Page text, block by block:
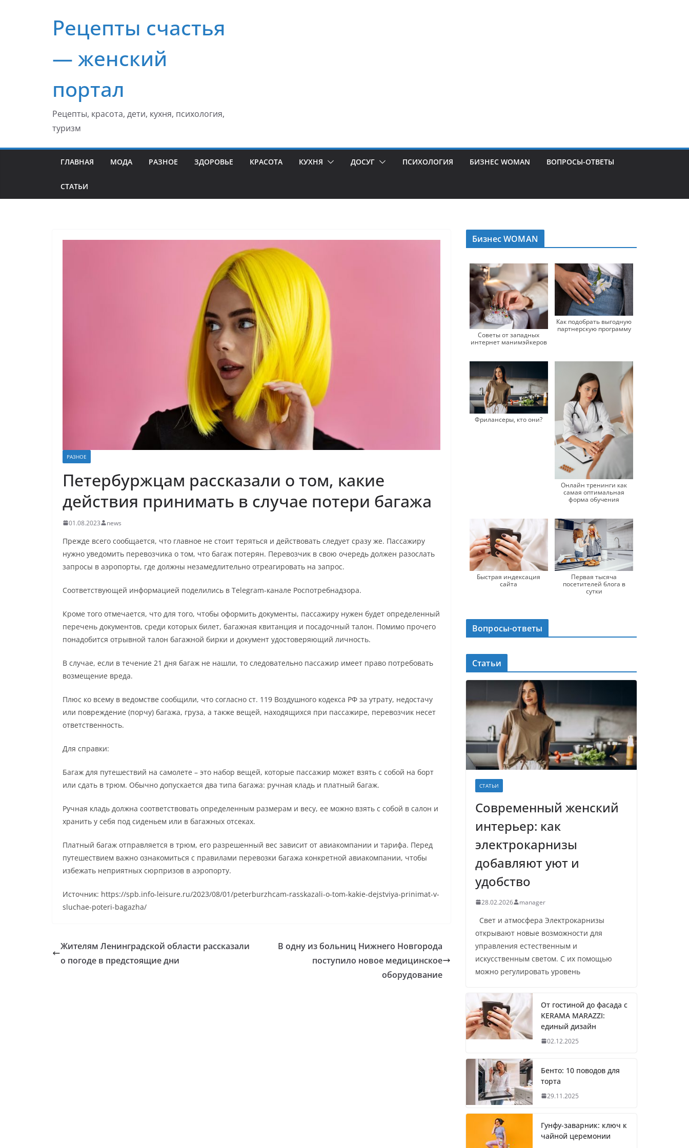
содержимомуРецепты счастья
— женский
портал
Рецепты, красота, дети, кухня, психология,
туризм
ГЛАВНАЯ МОДА РАЗНОЕ ЗДОРОВЬЕ КРАСОТА КУХНЯ ДОСУГ ПСИХОЛОГИЯ БИЗНЕС WOMAN ВОПРОСЫ-ОТВЕТЫ
СТАТЬИ
РАЗНОЕ
Петербуржцам рассказали о том, какие
действия принимать в случае потери багажа
01.08.2023 news
Прежде всего сообщается, что главное не стоит теряться и действовать следует сразу же. Пассажиру
нужно уведомить перевозчика о том, что багаж потерян. Перевозчик в свою очередь должен разослать
запросы в аэропорты, где должны незамедлительно отреагировать на запрос.
Соответствующей информацией поделились в Telegram-канале Роспотребнадзора.
Кроме того отмечается, что для того, чтобы оформить документы, пассажиру нужен будет определенный
перечень документов, среди которых билет, багажная квитанция и посадочный талон. Помимо прочего
понадобится отрывной талон багажной бирки и документ удостоверяющий личность.
В случае, если в течение 21 дня багаж не нашли, то следовательно пассажир имеет право потребовать
возмещение вреда.
Плюс ко всему в ведомстве сообщили, что согласно ст. 119 Воздушного кодекса РФ за утрату, недостачу
или повреждение (порчу) багажа, груза, а также вещей, находящихся при пассажире, перевозчик несет
ответственность.
Для справки:
Багаж для путешествий на самолете – это набор вещей, которые пассажир может взять с собой на борт
или сдать в трюм. Обычно допускается два типа багажа: ручная кладь и платный багаж.
Ручная кладь должна соответствовать определенным размерам и весу, ее можно взять с собой в салон и
хранить у себя под сиденьем или в багажных отсеках.
Платный багаж отправляется в трюм, его разрешенный вес зависит от авиакомпании и тарифа. Перед
путешествием важно ознакомиться с правилами перевозки багажа конкретной авиакомпании, чтобы
избежать неприятных сюрпризов в аэропорту.
Источник: https://spb.info-leisure.ru/2023/08/01/peterburzhcam-rasskazali-o-tom-kakie-dejstviya-prinimat-v-
sluchae-poteri-bagazha/
Жителям Ленинградской области рассказали
о погоде в предстоящие дни
В одну из больниц Нижнего Новгорода
поступило новое медицинское
оборудование
Бизнес WOMAN
Советы от западных
интернет манимэйкеров
Как подобрать выгодную
партнерскую программу
Фрилансеры, кто они?
Онлайн тренинги как
самая оптимальная
форма обучения
Быстрая индексация
сайта
Первая тысяча
посетителей блога в
сутки
Вопросы-ответы
Статьи
СТАТЬИ
Современный женский
интерьер: как
электрокарнизы
добавляют уют и
удобство
28.02.2026 manager
Свет и атмосфера Электрокарнизы
открывают новые возможности для
управления естественным и
искусственным светом. С их помощью
можно регулировать уровень
От гостиной до фасада с
KERAMA MARAZZI:
единый дизайн
02.12.2025
Бенто: 10 поводов для
торта
29.11.2025
Гунфу-заварник: ключ к
чайной церемонии